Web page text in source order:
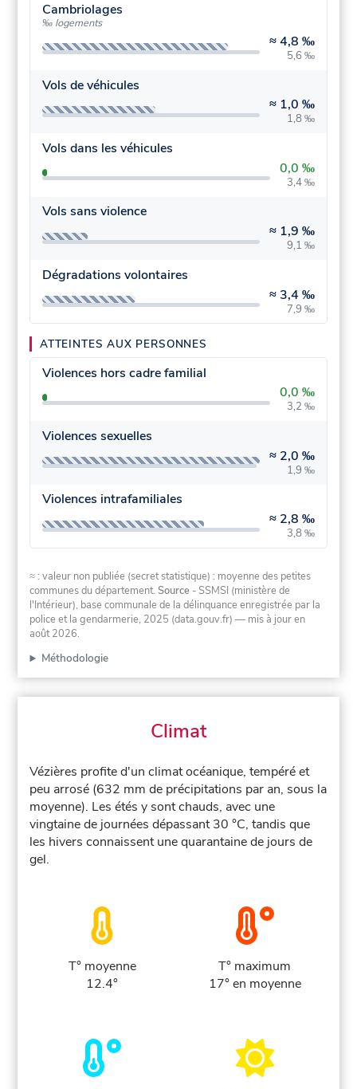
Cambriolages
‰ logements
≈4,8 ‰
5,6 ‰
Vols de véhicules
≈ 1,0 ‰
1,8 ‰
Vols dans les véhicules
0,0 ‰
3,4 ‰
Vols sans violence
≈ 1,9 ‰
9,1 ‰
Dégradations volontaires
≈ 3,4 ‰
7,9 ‰
ATTEINTES AUX PERSONNES
Violences hors cadre familial
0,0 ‰
3,2 ‰
Violences sexuelles
≈ 2,0 ‰
1,9 ‰
Violences intrafamiliales
≈ 2,8 ‰
3,8 ‰
≈ : valeur non publiée (secret statistique) : moyenne des petites
communes du département.Source - SSMSI (ministère de
l'Intérieur), base communale de la délinquance enregistrée par la
police et la gendarmerie, 2025 (data.gouv.fr) — mis à jour en
août 2026.
Méthodologie
Climat
Vézières profite d'un climat océanique, tempéré et
peu arrosé (632 mm de précipitations par an, sous la
moyenne). Les étés y sont chauds, avec une
vingtaine de journées dépassant 30 °C, tandis que
les hivers connaissent une quarantaine de jours de
gel.
T° moyenne
12.4°
T° maximum
17° en moyenne